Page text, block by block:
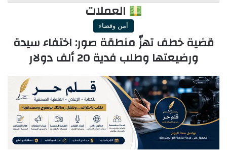
العملات
أمن وقضاء
قضية خطف تهزّ منطقة صور: اختفاء سيدة
ورضيعتها وطلب فدية 20 ألف دولار